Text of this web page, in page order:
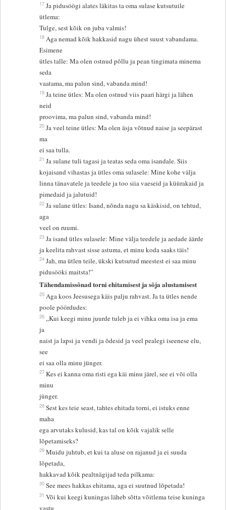
17 Ja pidusöögi alates läkitas ta oma sulase kutsutuile
ütlema:
Tulge, sest kõik on juba valmis!
18 Aga nemad kõik hakkasid nagu ühest suust vabandama.
Esimene
ütles talle: Ma olen ostnud põllu ja pean tingimata minema
seda
vaatama, ma palun sind, vabanda mind!
19 Ja teine ütles: Ma olen ostnud viis paari härgi ja lähen
neid
proovima, ma palun sind, vabanda mind!
20 Ja veel teine ütles: Ma olen äsja võtnud naise ja seepärast
ma
ei saa tulla.
21 Ja sulane tuli tagasi ja teatas seda oma isandale. Siis
kojaisand vihastas ja ütles oma sulasele: Mine kohe välja
linna tänavatele ja teedele ja too siia vaeseid ja küürakaid ja
pimedaid ja jalutuid!
22 Ja sulane ütles: Isand, nõnda nagu sa käskisid, on tehtud,
aga
veel on ruumi.
23 Ja isand ütles sulasele: Mine välja teedele ja aedade äärde
ja keelita rahvast sisse astuma, et minu koda saaks täis!
24 Jah, ma ütlen teile, ükski kutsutud meestest ei saa minu
pidusööki maitsta!”
Tähendamissõnad torni ehitamisest ja sõja alustamisest
25 Aga koos Jeesusega käis palju rahvast. Ja ta ütles nende
poole pöördudes:
26 „Kui keegi minu juurde tuleb ja ei vihka oma isa ja ema
ja
naist ja lapsi ja vendi ja õdesid ja veel pealegi iseenese elu,
see
ei saa olla minu jünger.
27 Kes ei kanna oma risti ega käi minu järel, see ei või olla
minu
jünger.
28 Sest kes teie seast, tahtes ehitada torni, ei istuks enne
maha
ega arvutaks kulusid, kas tal on kõik vajalik selle
lõpetamiseks?
29 Muidu juhtub, et kui ta aluse on rajanud ja ei suuda
lõpetada,
hakkavad kõik pealtnägijad teda pilkama:
30 See mees hakkas ehitama, aga ei suutnud lõpetada!
31 Või kui keegi kuningas läheb sõtta võitlema teise kuninga
vastu,